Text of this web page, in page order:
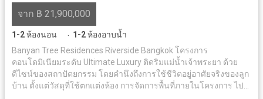
จาก ฿ 21,900,000
1-2ห้องนอน · 1-2ห้องอาบน้ำ
Banyan Tree Residences Riverside Bangkok โครงการ
คอนโดมิเนียมระดับ Ultimate Luxury ติดริมแม่น้ำเจ้าพระยา ด้วย
ดีไซน์ของสถาปัตยกรรม โดยคำนึงถึงการใช้ชีวิตอยู่อาศัยจริงของลูก
บ้าน ตั้งแต่วัสดุที่ใช้ตกแต่งห้อง การจัดการพื้นที่ภายในโครงการ ไป